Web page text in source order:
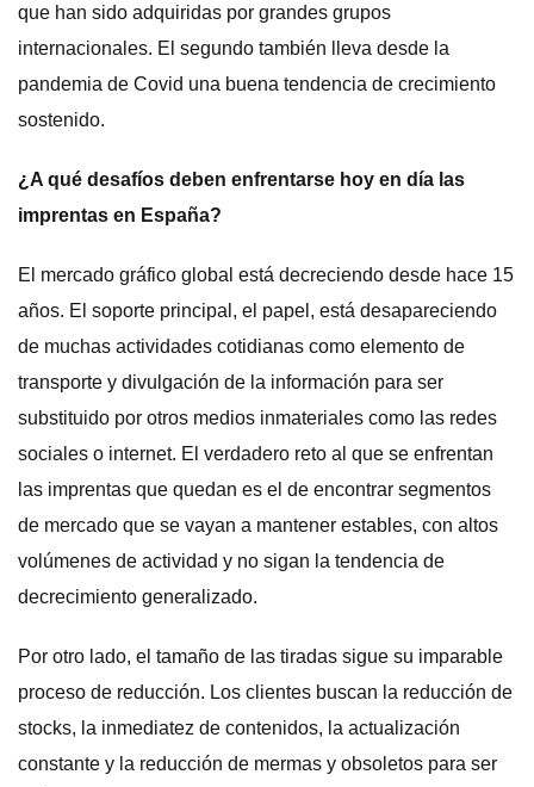
que han sido adquiridas por grandes grupos
internacionales. El segundo también lleva desde la
pandemia de Covid una buena tendencia de crecimiento
sostenido.
¿A qué desafíos deben enfrentarse hoy en día las
imprentas en España?
El mercado gráfico global está decreciendo desde hace 15
años. El soporte principal, el papel, está desapareciendo
de muchas actividades cotidianas como elemento de
transporte y divulgación de la información para ser
substituido por otros medios inmateriales como las redes
sociales o internet. El verdadero reto al que se enfrentan
las imprentas que quedan es el de encontrar segmentos
de mercado que se vayan a mantener estables, con altos
volúmenes de actividad y no sigan la tendencia de
decrecimiento generalizado.
Por otro lado, el tamaño de las tiradas sigue su imparable
proceso de reducción. Los clientes buscan la reducción de
stocks, la inmediatez de contenidos, la actualización
constante y la reducción de mermas y obsoletos para ser